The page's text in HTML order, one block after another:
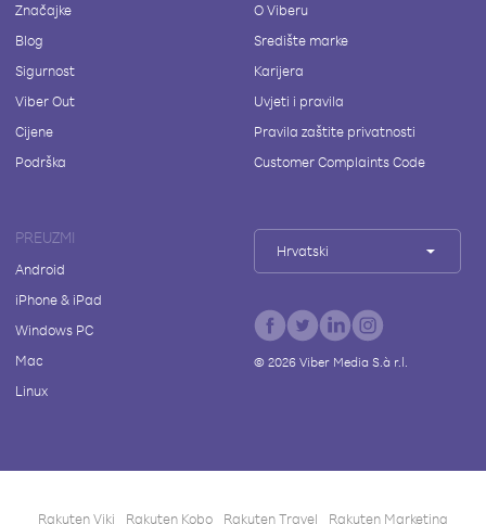
Značajke
Blog
Sigurnost
Viber Out
Cijene
Podrška
O Viberu
Središte marke
Karijera
Uvjeti i pravila
Pravila zaštite privatnosti
Customer Complaints Code
PREUZMI
Android
iPhone & iPad
Windows PC
Mac
Linux
Hrvatski
© 2026Viber Media S.à r.l.
Rakuten Viki Rakuten Kobo Rakuten Travel Rakuten Marketing